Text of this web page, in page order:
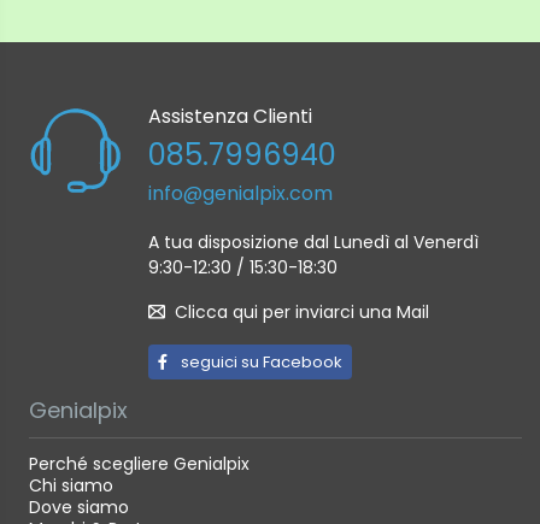
Assistenza Clienti
085.7996940
info@genialpix.com
A tua disposizione dal Lunedì al Venerdì
9:30-12:30 / 15:30-18:30
Clicca qui per inviarci una Mail
seguici su Facebook
Genialpix
Perché scegliere Genialpix
Chi siamo
Dove siamo